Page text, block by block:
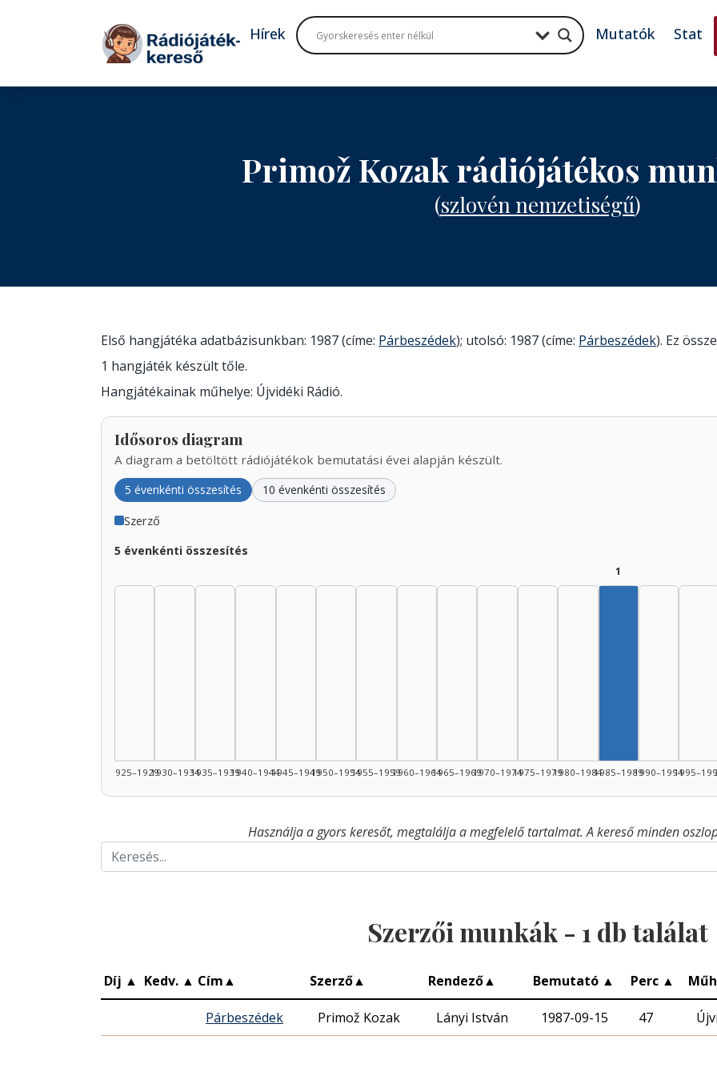
Tovább a tartalomhoz
Hírek Mutatók Stat
Primož Kozak rádiójátékos
(szlovén nemzetiségű)
Első hangjátéka adatbázisunkban: 1987 (címe: Párbeszédek); utolsó: 1987 (címe: Párbeszédek). Ez
1 hangjáték készült tőle.
Hangjátékainak műhelye: Újvidéki Rádió.
Idősoros diagram
A diagram a betöltött rádiójátékok bemutatási évei alapján készült.
5 évenkénti összesítés 10 évenkénti összesítés
Szerző
5 évenkénti összesítés
1925–19291930–19341935–19391940–19441945–19491950–19541955–19591960–19641965–19691970–19741975–19791980–1984
1
1985–19891990–1994
Használja a gyors keresőt, megtalálja a megfelelő tartalmat. A kereső minden
Szerzői munkák - 1 db találat
Díj ▲ Kedv. ▲ Cím▲ Szerző▲ Rendező▲ Bemutató ▲ Perc ▲
Párbeszédek Primož Kozak Lányi István 1987-09-15 47